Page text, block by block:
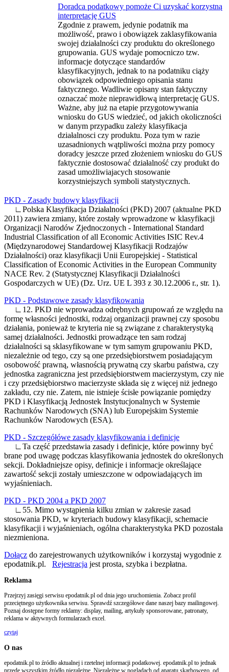
Doradca podatkowy pomoże Ci uzyskać korzystną
interpretację GUS
Zgodnie z prawem, jedynie podatnik ma
możliwość, prawo i obowiązek zaklasyfikowania
swojej działalności czy produktu do określonego
grupowania. GUS wydaje pomocniczo tzw.
informacje dotyczące standardów
klasyfikacyjnych, jednak to na podatniku ciąży
obowiązek odpowiedniego opisania stanu
faktycznego. Wadliwie opisany stan faktyczny
oznaczać może nieprawidłową interpretację GUS.
Ważne, aby już na etapie przygotowywania
wniosku do GUS wiedzieć, od jakich okoliczności
w danym przypadku zależy klasyfikacja
działalnosci czy produktu. Poza tym w razie
uzasadnionych wątpliwości można przy pomocy
doradcy jeszcze przed złożeniem wniosku do GUS
faktycznie dostosować działalność czy produkt do
zasad umożliwiajacych stosowanie
korzystniejszych symboli statystycznych.
PKD - Zasady budowy klasyfikacji
∟Polska Klasyfikacja Działalności (PKD) 2007 (aktualne PKD
2011) zawiera zmiany, które zostały wprowadzone w klasyfikacji
Organizacji Narodów Zjednoczonych - International Standard
Industrial Classification of all Economic Activities ISIC Rev.4
(Międzynarodowej Standardowej Klasyfikacji Rodzajów
Działalności) oraz klasyfikacji Unii Europejskiej - Statistical
Classification of Economic Activities in the European Community
NACE Rev. 2 (Statystycznej Klasyfikacji Działalności
Gospodarczych w UE) (Dz. Urz. UE L 393 z 30.12.2006 r., str. 1).
PKD - Podstawowe zasady klasyfikowania
∟12. PKD nie wprowadza odrębnych grupowań ze względu na
formę własności jednostki, rodzaj organizacji prawnej czy sposobu
działania, ponieważ te kryteria nie są związane z charakterystyką
samej działalności. Jednostki prowadzące ten sam rodzaj
działalności są sklasyfikowane w tym samym grupowaniu PKD,
niezależnie od tego, czy są one przedsiębiorstwem posiadającym
osobowość prawną, własnością prywatną czy skarbu państwa, czy
jednostka zagraniczna jest przedsiębiorstwem macierzystym, czy nie
i czy przedsiębiorstwo macierzyste składa się z więcej niż jednego
zakładu, czy nie. Zatem, nie istnieje ścisłe powiązanie pomiędzy
PKD i Klasyfikacją Jednostek Instytucjonalnych w Systemie
Rachunków Narodowych (SNA) lub Europejskim Systemie
Rachunków Narodowych (ESA).
PKD - Szczegółówe zasady klasyfikowania i definicje
∟Ta część przedstawia zasady i definicje, które powinny być
brane pod uwagę podczas klasyfikowania jednostek do określonych
sekcji. Dokładniejsze opisy, definicje i informacje określające
zawartość sekcji zostały umieszczone w odpowiadających im
wyjaśnieniach.
PKD - PKD 2004 a PKD 2007
∟55. Mimo wystąpienia kilku zmian w zakresie zasad
stosowania PKD, w kryteriach budowy klasyfikacji, schemacie
klasyfikacji i wyjaśnieniach, ogólna charakterystyka PKD pozostała
niezmieniona.
Dołącz do zarejestrowanych użytkowników i korzystaj wygodnie z
epodatnik.pl. Rejestracja jest prosta, szybka i bezpłatna.
Reklama
Przejrzyj zasięgi serwisu epodatnik.pl od dnia jego uruchomienia. Zobacz profil
przeciętnego użytkownika serwisu. Sprawdź szczegółowe dane naszej bazy mailingowej.
Poznaj dostępne formy reklamy: display, mailing, artykuły sponsorowane, patronaty,
reklama w aktywnych formularzach excel.
czytaj
O nas
epodatnik.pl to źródło aktualnej i rzetelnej informacji podatkowej. epodatnik.pl to jednak
przede wszystkim źródło niezależne. Niezależne w poglądach od aparatu skarbowego, od